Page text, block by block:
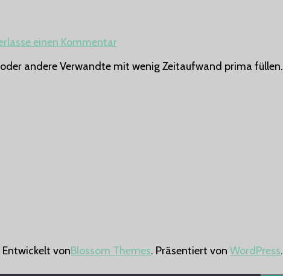
einen Kommentarzu
–
andere Verwandte mit wenig Zeitaufwand prima füllen.
vonBlossom Themes. Präsentiert von WordPress.